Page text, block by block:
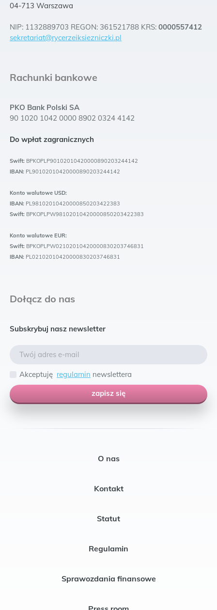
04-713 Warszawa
NIP: 1132889703 REGON: 361521788 KRS: 0000557412
sekretariat@rycerzeiksiezniczki.pl
Rachunki bankowe
PKO Bank Polski SA
90 1020 1042 0000 8902 0324 4142
Do wpłat zagranicznych
Swift: BPKOPLP90102010420000890203244142
IBAN: PL90102010420000890203244142
Konto walutowe USD:
IBAN: PL98102010420000850203422383
Swift: BPKOPLPW98102010420000850203422383
Konto walutowe EUR:
Swift: BPKOPLPW02102010420000830203746831
IBAN: PL02102010420000830203746831
Dołącz do nas
Subskrybuj nasz newsletter
Akceptuję regulamin newslettera
zapisz się
O nas
Kontakt
Statut
Regulamin
Sprawozdania finansowe